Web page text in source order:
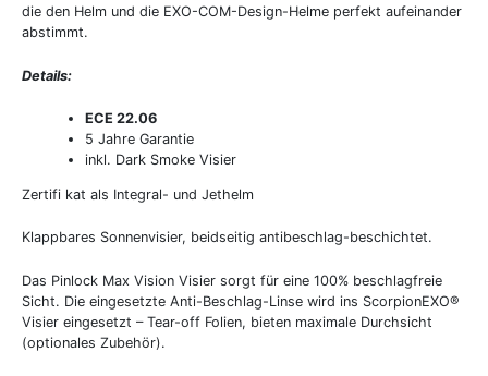
die den Helm und die EXO-COM-Design-Helme perfekt aufeinander
abstimmt.
Details:
ECE 22.06
5 Jahre Garantie
inkl. Dark Smoke Visier
Zertifi kat als Integral- und Jethelm
Klappbares Sonnenvisier, beidseitig antibeschlag-beschichtet.
Das Pinlock Max Vision Visier sorgt für eine 100% beschlagfreie
Sicht. Die eingesetzte Anti-Beschlag-Linse wird ins ScorpionEXO®
Visier eingesetzt – Tear-off Folien, bieten maximale Durchsicht
(optionales Zubehör).